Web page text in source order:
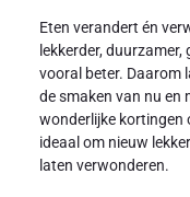
Eten verandert én
lekkerder, duurzamer,
vooral beter. Daarom
de smaken van nu en
wonderlijke kortingen
ideaal om nieuw
laten verwonderen.